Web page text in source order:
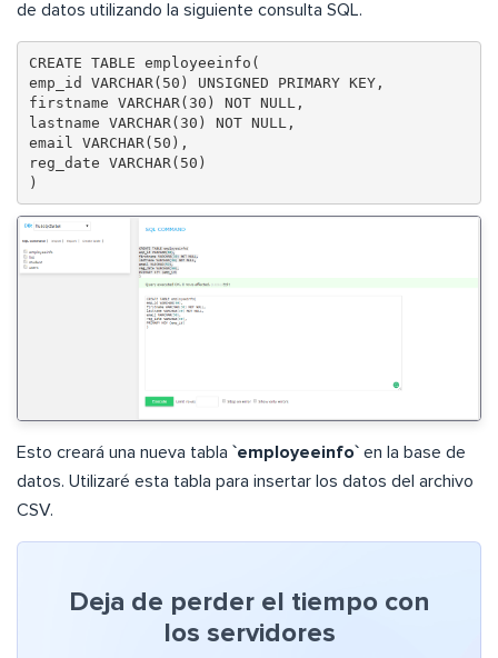
de datos utilizando la siguiente consulta SQL.
CREATE TABLE employeeinfo(
emp_id VARCHAR(50) UNSIGNED PRIMARY KEY,
firstname VARCHAR(30) NOT NULL,
lastname VARCHAR(30) NOT NULL,
email VARCHAR(50),
reg_date VARCHAR(50)
Esto creará una nueva tabla `employeeinfo` en la base de
datos. Utilizaré esta tabla para insertar los datos del archivo
CSV.
Deja de perder el tiempo con
los servidores